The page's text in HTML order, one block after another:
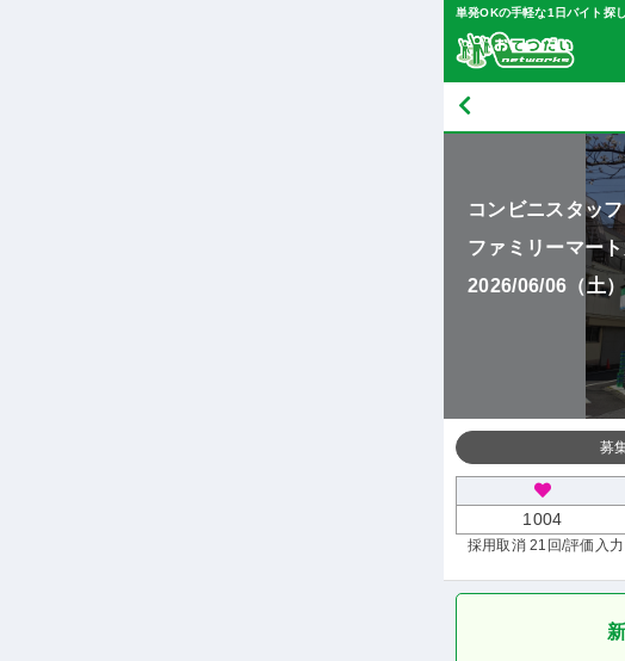
単発OKの手軽な1日バイト探し
コンビニスタッフ
ファミリーマー
2026/06/06（土
募
1004
採用取消 21回/評価入